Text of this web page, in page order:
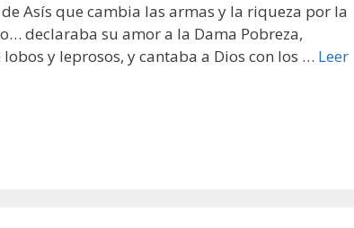
Asís que cambia las armas y la riqueza por la
declaraba su amor a la Dama Pobreza,
y leprosos, y cantaba a Dios con los … Leer